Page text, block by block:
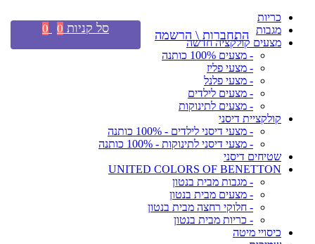
כריות
מגבות
מצעים קולקציה חדשה
- מצעים 100% כותנה
- מצעי פליז
- מצעי פלנל
- מצעים לילדים
- מצעים לתינוקות
קולקציית דיסני
- מצעי דיסני לילדים - 100% כותנה
- מצעי דיסני לתינוקות - 100% כותנה
שטיחים דיסני
UNITED COLORS OF BENETTON
- מגבות מבית בנטון
- מצעים מבית בנטון
- חלוקי רחצה מבית בנטון
- כריות מבית בנטון
כיסויי מיטה
התחברות \ הרשמה סל קניות 0
0